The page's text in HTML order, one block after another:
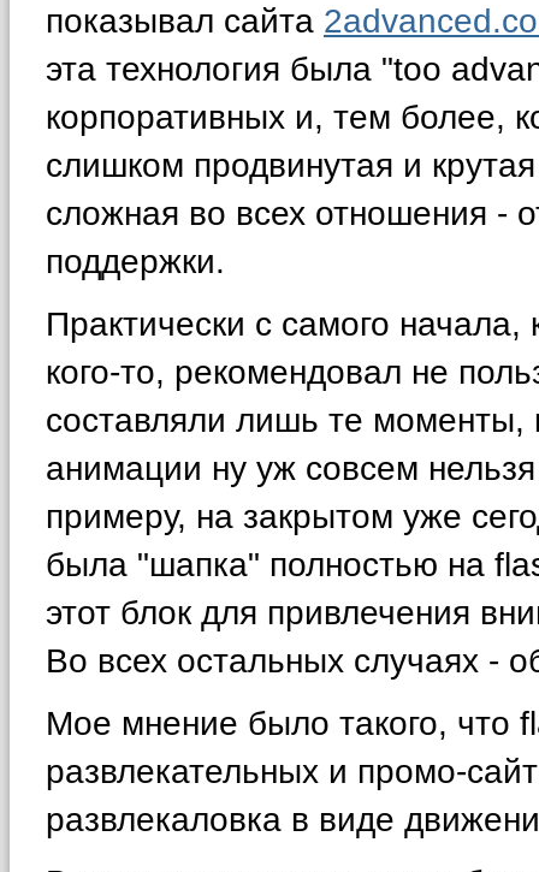
показывал сайта
эта технология была "too
корпоративных и, тем более,
слишком продвинутая и
сложная во всех отношения -
поддержки.
Практически с самого начала,
кого-то, рекомендовал не
составляли лишь те моменты,
анимации ну уж совсем
примеру, на закрытом уже
была "шапка" полностью на
этот блок для привлечения
Во всех остальных случаях -
Мое мнение было такого, что
развлекательных и промо-
развлекаловка в виде